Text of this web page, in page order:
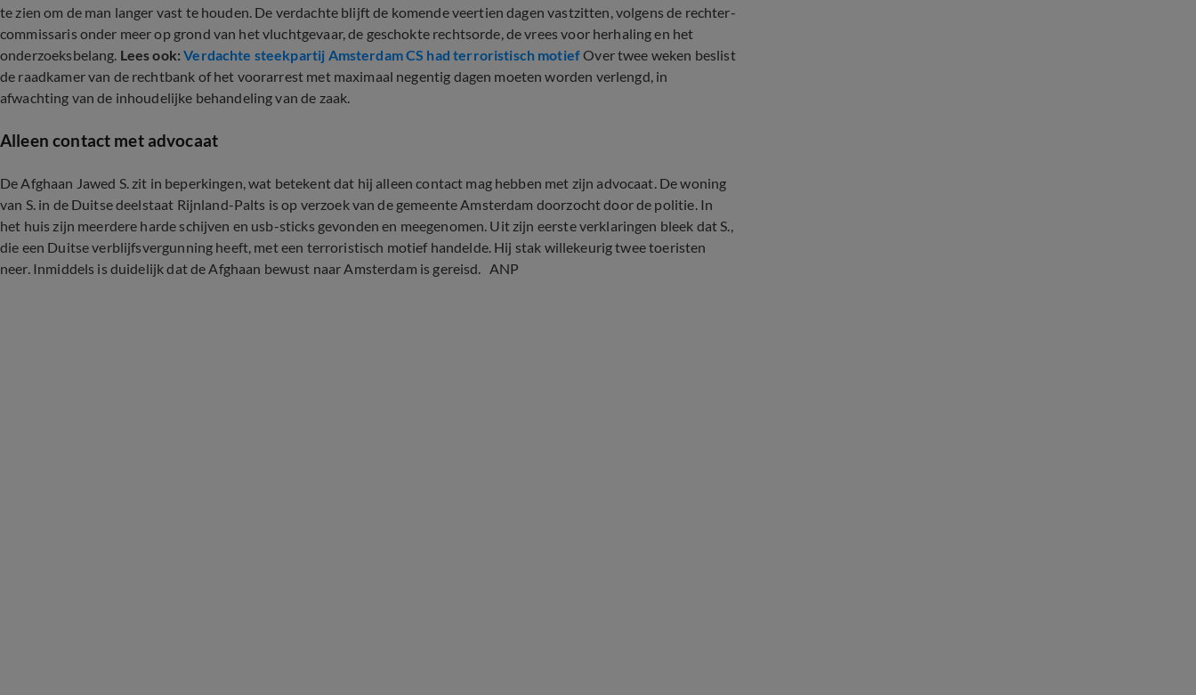
te zien om de man langer vast te houden. De verdachte blijft de komende veertien dagen vastzitten, volgens de rechter-
commissaris onder meer op grond van het vluchtgevaar, de geschokte rechtsorde, de vrees voor herhaling en het
onderzoeksbelang. Lees ook:Verdachte steekpartij Amsterdam CS had terroristisch motiefOver twee weken beslist
de raadkamer van de rechtbank of het voorarrest met maximaal negentig dagen moeten worden verlengd, in
afwachting van de inhoudelijke behandeling van de zaak.
Alleen contact met advocaat
De Afghaan Jawed S. zit in beperkingen, wat betekent dat hij alleen contact mag hebben met zijn advocaat. De woning
van S. in de Duitse deelstaat Rijnland-Palts is op verzoek van de gemeente Amsterdam doorzocht door de politie. In
het huis zijn meerdere harde schijven en usb-sticks gevonden en meegenomen. Uit zijn eerste verklaringen bleek dat S.,
die een Duitse verblijfsvergunning heeft, met een terroristisch motief handelde. Hij stak willekeurig twee toeristen
neer. Inmiddels is duidelijk dat de Afghaan bewust naar Amsterdam is gereisd. ANP